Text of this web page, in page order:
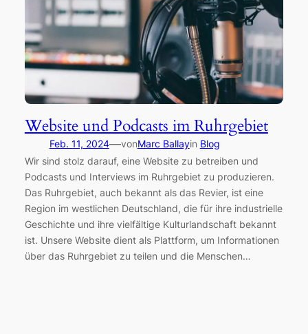
Website und Podcasts im Ruhrgebiet
Feb. 11, 2024—vonMarc Ballayin Blog
Wir sind stolz darauf, eine Website zu betreiben und
Podcasts und Interviews im Ruhrgebiet zu produzieren.
Das Ruhrgebiet, auch bekannt als das Revier, ist eine
Region im westlichen Deutschland, die für ihre industrielle
Geschichte und ihre vielfältige Kulturlandschaft bekannt
ist. Unsere Website dient als Plattform, um Informationen
über das Ruhrgebiet zu teilen und die Menschen…